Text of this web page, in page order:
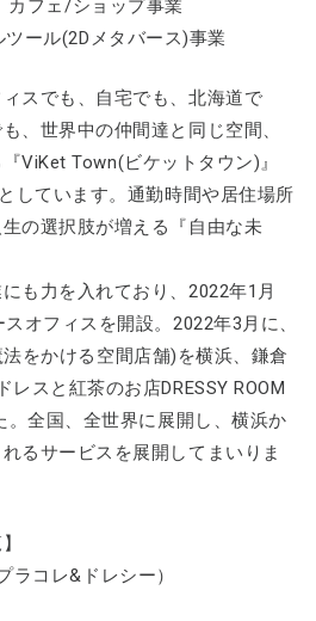
カフェ/ショップ事業
ツール(2Dメタバース)事業
スでも、自宅でも、北海道で
、世界中の仲間達と同じ空間、
ViKet Town(ビケットタウン)』
しています。通勤時間や居住場所
の選択肢が増える『自由な未
も力を入れており、2022年1月
オフィスを開設。2022年3月に、
法をかける空間店舗)を横浜、鎌倉
スと紅茶のお店DRESSY ROOM
。全国、全世界に展開し、横浜か
るサービスを展開してまいりま
ラコレ&ドレシー）